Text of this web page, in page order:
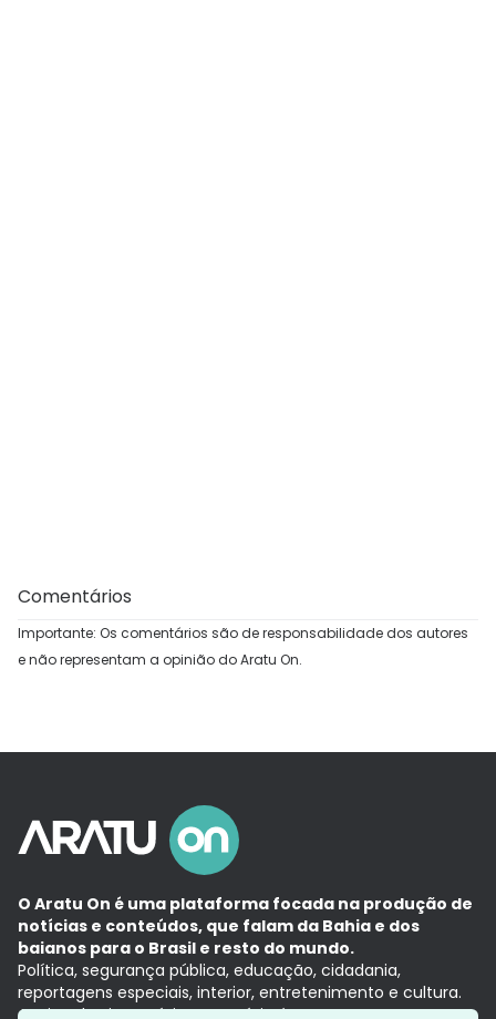
Comentários
Importante: Os comentários são de responsabilidade dos autores
e não representam a opinião do Aratu On.
O Aratu On é uma plataforma focada na produção de
notícias e conteúdos, que falam da Bahia e dos
baianos para o Brasil e resto do mundo.
Política, segurança pública, educação, cidadania,
reportagens especiais, interior, entretenimento e cultura.
Aqui, tudo vira notícia e a notícia é no tempo presente,